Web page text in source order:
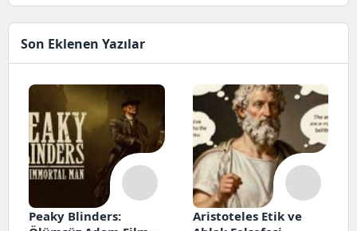
Son Eklenen Yazılar
Peaky Blinders:
Aristoteles Etik ve